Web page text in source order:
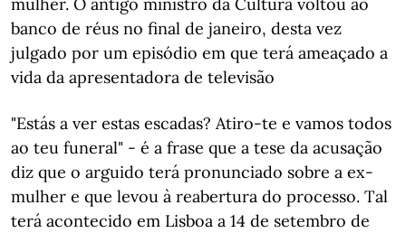
banco de réus no final de janeiro, desta vez
julgado por um episódio em que terá ameaçado a
vida da apresentadora de televisão
"Estás a ver estas escadas? Atiro-te e vamos todos
ao teu funeral" - é a frase que a tese da acusação
diz que o arguido terá pronunciado sobre a ex-
mulher e que levou à reabertura do processo. Tal
terá acontecido em Lisboa a 14 de setembro de